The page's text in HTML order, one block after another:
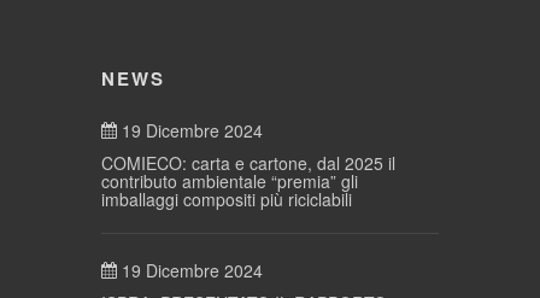
NEWS
19 Dicembre 2024
COMIECO: carta e cartone, dal 2025 il
contributo ambientale “premia” gli
imballaggi compositi più riciclabili
19 Dicembre 2024